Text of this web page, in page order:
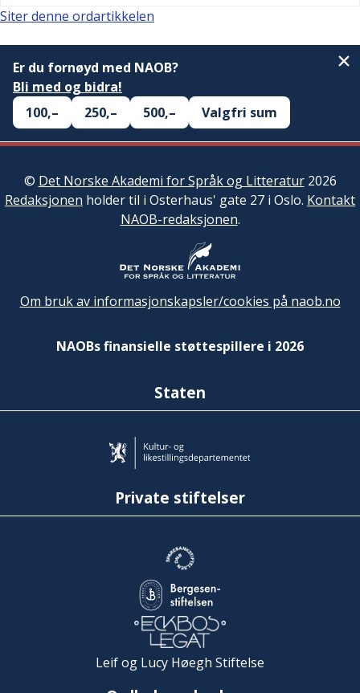
Siter denne ordartikkelen
Er du fornøyd med NAOB?
Bli med og bidra!
100,–
250,– 500,– Valgfri sum
© Det Norske Akademi for Språk og Litteratur2026
Redaksjonen holder til i Osterhaus' gate 27 i Oslo. Kontakt
NAOB-redaksjonen.
Om bruk av informasjonskapsler/cookies på naob.no
NAOBs finansielle støttespillere i 2026
Staten
Private stiftelser
Leif og Lucy Høegh Stiftelse